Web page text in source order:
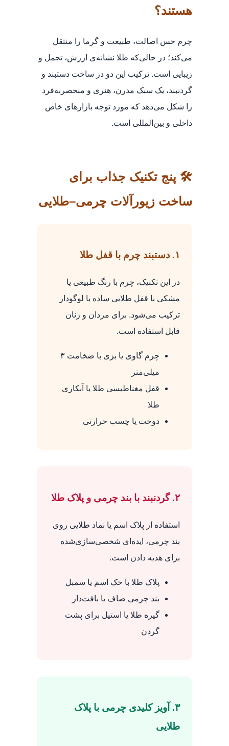
هستند؟
چرم حس اصالت، طبیعت و گرما را منتقل
می‌کند؛ در حالی‌که طلا نشانه‌ی ارزش، تجمل و
زیبایی است. ترکیب این دو در ساخت دستبند و
گردنبند، یک سبک مدرن، هنری و منحصر‌به‌فرد
را شکل می‌دهد که مورد توجه بازارهای خاص
داخلی و بین‌المللی است.
🛠️ پنج تکنیک جذاب برای
ساخت زیورآلات چرمی–طلایی
۱. دستبند چرم با قفل طلا
در این تکنیک، چرم با رنگ طبیعی یا
مشکی با قفل طلایی ساده یا لوگودار
ترکیب می‌شود. برای مردان و زنان
قابل استفاده است.
چرم گاوی یا بزی با ضخامت ۳
میلی‌متر
قفل مغناطیسی طلا یا آبکاری
طلا
دوخت یا چسب حرارتی
۲. گردنبند با بند چرمی و پلاک طلا
استفاده از پلاک اسم یا نماد طلایی روی
بند چرمی، ایده‌ای شخصی‌سازی‌شده
برای هدیه دادن است.
پلاک طلا با حک اسم یا سمبل
بند چرمی صاف یا بافت‌دار
گیره طلا یا استیل برای پشت
گردن
۳. آویز کلیدی چرمی با پلاک
طلایی